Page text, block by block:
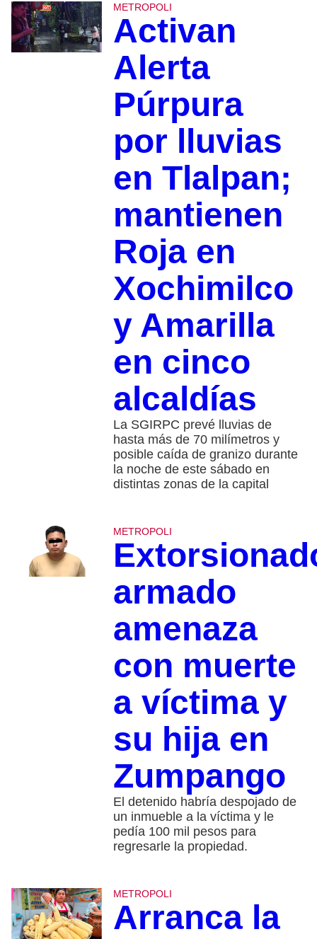
METROPOLI
Activan
Alerta
Púrpura
por lluvias
en Tlalpan;
mantienen
Roja en
Xochimilco
y Amarilla
en cinco
alcaldías
La SGIRPC prevé lluvias de
hasta más de 70 milímetros y
posible caída de granizo durante
la noche de este sábado en
distintas zonas de la capital
METROPOLI
armado
amenaza
con muerte
a víctima y
su hija en
Zumpango
El detenido habría despojado de
un inmueble a la víctima y le
pedía 100 mil pesos para
regresarle la propiedad.
METROPOLI
Arranca la